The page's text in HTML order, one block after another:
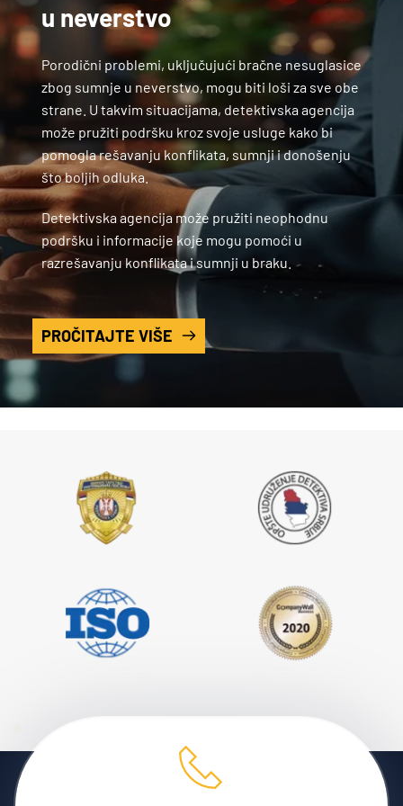
u neverstvo
Porodični problemi, uključujući bračne nesuglasice
zbog sumnje u neverstvo, mogu biti loši za sve obe
strane. U takvim situacijama, detektivska agencija
može pružiti podršku kroz svoje usluge kako bi
pomogla rešavanju konflikata, sumnji i donošenju
što boljih odluka.
Detektivska agencija može pružiti neophodnu
podršku i informacije koje mogu pomoći u
razrešavanju konflikata i sumnji u braku.
PROČITAJTE VIŠE